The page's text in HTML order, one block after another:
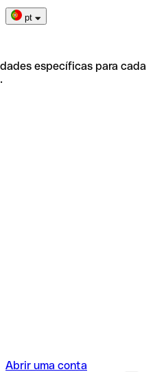
pt
específicas para cada
Abrir uma conta